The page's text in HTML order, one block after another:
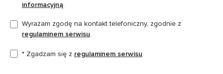
informacyjną.
Wyrażam zgodę na kontakt telefoniczny, zgodnie z
regulaminem serwisu.
* Zgadzam się z regulaminem serwisu.